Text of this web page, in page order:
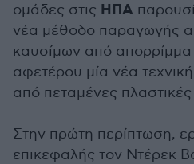
ομάδες στις ΗΠΑ
νέα μέθοδο παραγωγής
καυσίμων από
αφετέρου μία νέα
από πεταμένες
Στην πρώτη περίπτωση,
επικεφαλής τον Ντέρεκ